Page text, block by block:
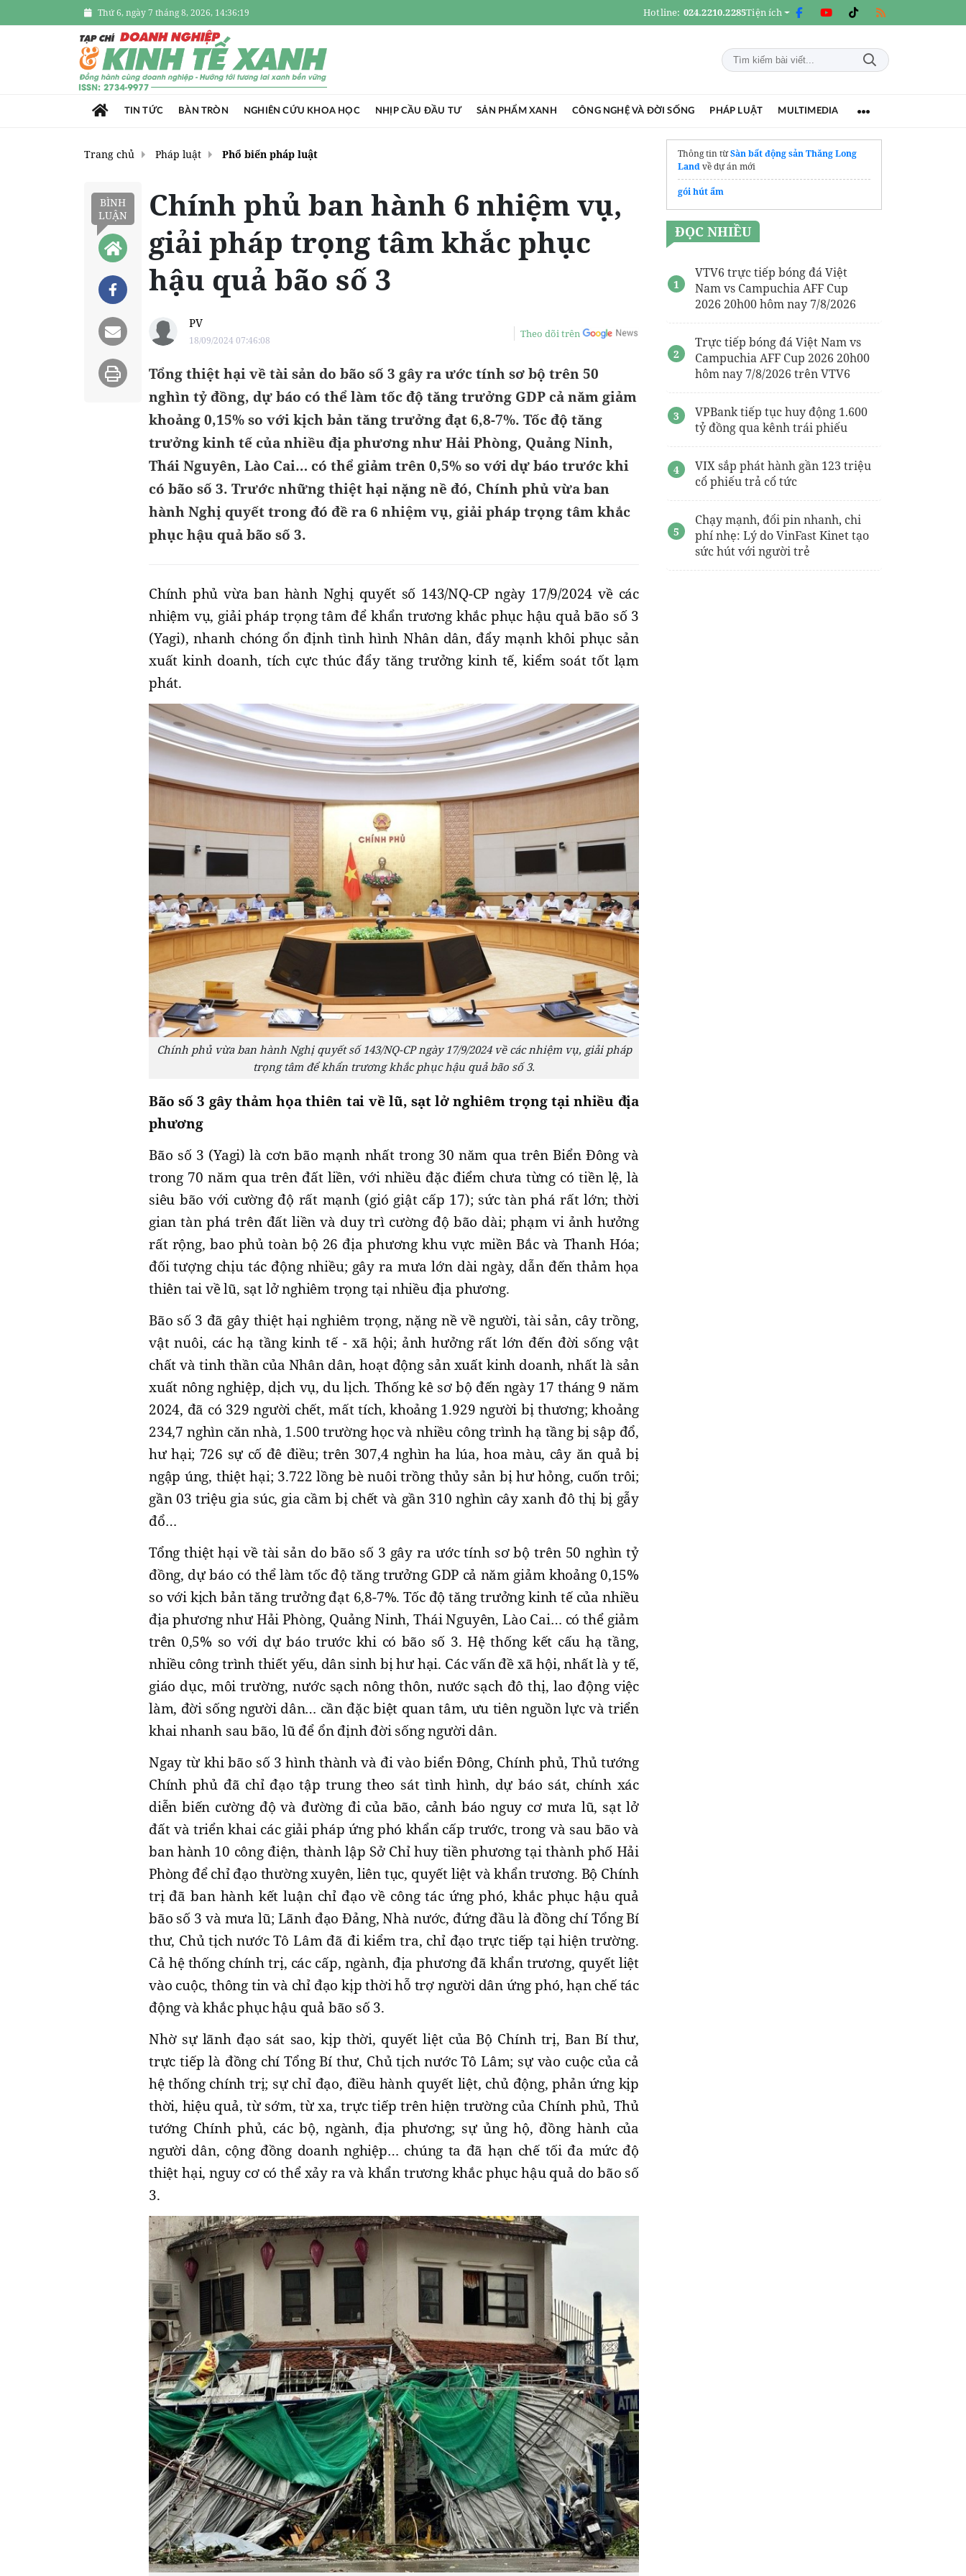
Thứ 6, ngày 7 tháng 8, 2026, 14:36:20 Hotline: 024.2210.2285Tiện ích
TIN TỨC BÀN TRÒN NGHIÊN CỨU KHOA HỌC NHỊP CẦU ĐẦU TƯ SẢN PHẨM XANH CÔNG NGHỆ VÀ ĐỜI SỐNG PHÁP LUẬT MULTIMEDIA
Trang chủ Pháp luật Phổ biến pháp luật
BÌNH
LUẬN
Chính phủ ban hành 6 nhiệm vụ,
giải pháp trọng tâm khắc phục
hậu quả bão số 3
PV
18/09/2024 07:46:08
Theo dõi trên
Tổng thiệt hại về tài sản do bão số 3 gây ra ước tính sơ bộ trên 50
nghìn tỷ đồng, dự báo có thể làm tốc độ tăng trưởng GDP cả năm giảm
khoảng 0,15% so với kịch bản tăng trưởng đạt 6,8-7%. Tốc độ tăng
trưởng kinh tế của nhiều địa phương như Hải Phòng, Quảng Ninh,
Thái Nguyên, Lào Cai… có thể giảm trên 0,5% so với dự báo trước khi
có bão số 3. Trước những thiệt hại nặng nề đó, Chính phủ vừa ban
hành Nghị quyết trong đó đề ra 6 nhiệm vụ, giải pháp trọng tâm khắc
phục hậu quả bão số 3.
Chính phủ vừa ban hành Nghị quyết số 143/NQ-CP ngày 17/9/2024 về các
nhiệm vụ, giải pháp trọng tâm để khẩn trương khắc phục hậu quả bão số 3
(Yagi), nhanh chóng ổn định tình hình Nhân dân, đẩy mạnh khôi phục sản
xuất kinh doanh, tích cực thúc đẩy tăng trưởng kinh tế, kiểm soát tốt lạm
phát.
Chính phủ vừa ban hành Nghị quyết số 143/NQ-CP ngày 17/9/2024 về các nhiệm vụ, giải pháp
trọng tâm để khẩn trương khắc phục hậu quả bão số 3.
Bão số 3 gây thảm họa thiên tai về lũ, sạt lở nghiêm trọng tại nhiều địa
phương
Bão số 3 (Yagi) là cơn bão mạnh nhất trong 30 năm qua trên Biển Đông và
trong 70 năm qua trên đất liền, với nhiều đặc điểm chưa từng có tiền lệ, là
siêu bão với cường độ rất mạnh (gió giật cấp 17); sức tàn phá rất lớn; thời
gian tàn phá trên đất liền và duy trì cường độ bão dài; phạm vi ảnh hưởng
rất rộng, bao phủ toàn bộ 26 địa phương khu vực miền Bắc và Thanh Hóa;
đối tượng chịu tác động nhiều; gây ra mưa lớn dài ngày, dẫn đến thảm họa
thiên tai về lũ, sạt lở nghiêm trọng tại nhiều địa phương.
Bão số 3 đã gây thiệt hại nghiêm trọng, nặng nề về người, tài sản, cây trồng,
vật nuôi, các hạ tầng kinh tế - xã hội; ảnh hưởng rất lớn đến đời sống vật
chất và tinh thần của Nhân dân, hoạt động sản xuất kinh doanh, nhất là sản
xuất nông nghiệp, dịch vụ, du lịch. Thống kê sơ bộ đến ngày 17 tháng 9 năm
2024, đã có 329 người chết, mất tích, khoảng 1.929 người bị thương; khoảng
234,7 nghìn căn nhà, 1.500 trường học và nhiều công trình hạ tầng bị sập đổ,
hư hại; 726 sự cố đê điều; trên 307,4 nghìn ha lúa, hoa màu, cây ăn quả bị
ngập úng, thiệt hại; 3.722 lồng bè nuôi trồng thủy sản bị hư hỏng, cuốn trôi;
gần 03 triệu gia súc, gia cầm bị chết và gần 310 nghìn cây xanh đô thị bị gẫy
đổ…
Tổng thiệt hại về tài sản do bão số 3 gây ra ước tính sơ bộ trên 50 nghìn tỷ
đồng, dự báo có thể làm tốc độ tăng trưởng GDP cả năm giảm khoảng 0,15%
so với kịch bản tăng trưởng đạt 6,8-7%. Tốc độ tăng trưởng kinh tế của nhiều
địa phương như Hải Phòng, Quảng Ninh, Thái Nguyên, Lào Cai… có thể giảm
trên 0,5% so với dự báo trước khi có bão số 3. Hệ thống kết cấu hạ tầng,
nhiều công trình thiết yếu, dân sinh bị hư hại. Các vấn đề xã hội, nhất là y tế,
giáo dục, môi trường, nước sạch nông thôn, nước sạch đô thị, lao động việc
làm, đời sống người dân… cần đặc biệt quan tâm, ưu tiên nguồn lực và triển
khai nhanh sau bão, lũ để ổn định đời sống người dân.
Ngay từ khi bão số 3 hình thành và đi vào biển Đông, Chính phủ, Thủ tướng
Chính phủ đã chỉ đạo tập trung theo sát tình hình, dự báo sát, chính xác
diễn biến cường độ và đường đi của bão, cảnh báo nguy cơ mưa lũ, sạt lở
đất và triển khai các giải pháp ứng phó khẩn cấp trước, trong và sau bão và
ban hành 10 công điện, thành lập Sở Chỉ huy tiền phương tại thành phố Hải
Phòng để chỉ đạo thường xuyên, liên tục, quyết liệt và khẩn trương. Bộ Chính
trị đã ban hành kết luận chỉ đạo về công tác ứng phó, khắc phục hậu quả
bão số 3 và mưa lũ; Lãnh đạo Đảng, Nhà nước, đứng đầu là đồng chí Tổng Bí
thư, Chủ tịch nước Tô Lâm đã đi kiểm tra, chỉ đạo trực tiếp tại hiện trường.
Cả hệ thống chính trị, các cấp, ngành, địa phương đã khẩn trương, quyết liệt
vào cuộc, thông tin và chỉ đạo kịp thời hỗ trợ người dân ứng phó, hạn chế tác
động và khắc phục hậu quả bão số 3.
Nhờ sự lãnh đạo sát sao, kịp thời, quyết liệt của Bộ Chính trị, Ban Bí thư,
trực tiếp là đồng chí Tổng Bí thư, Chủ tịch nước Tô Lâm; sự vào cuộc của cả
hệ thống chính trị; sự chỉ đạo, điều hành quyết liệt, chủ động, phản ứng kịp
thời, hiệu quả, từ sớm, từ xa, trực tiếp trên hiện trường của Chính phủ, Thủ
tướng Chính phủ, các bộ, ngành, địa phương; sự ủng hộ, đồng hành của
người dân, cộng đồng doanh nghiệp… chúng ta đã hạn chế tối đa mức độ
thiệt hại, nguy cơ có thể xảy ra và khẩn trương khắc phục hậu quả do bão số
3.
Thông tin từSàn bất động sản Thăng Long
Landvề dự án mới
gói hút ẩm
ĐỌC NHIỀU
VTV6 trực tiếp bóng đá Việt
Nam vs Campuchia AFF Cup
2026 20h00 hôm nay 7/8/2026
Trực tiếp bóng đá Việt Nam vs
Campuchia AFF Cup 2026 20h00
hôm nay 7/8/2026 trên VTV6
VPBank tiếp tục huy động 1.600
tỷ đồng qua kênh trái phiếu
VIX sắp phát hành gần 123 triệu
cổ phiếu trả cổ tức
Chạy mạnh, đổi pin nhanh, chi
phí nhẹ: Lý do VinFast Kinet tạo
sức hút với người trẻ